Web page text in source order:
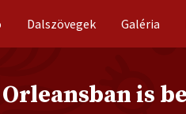
Dalszövegek Galéria
is